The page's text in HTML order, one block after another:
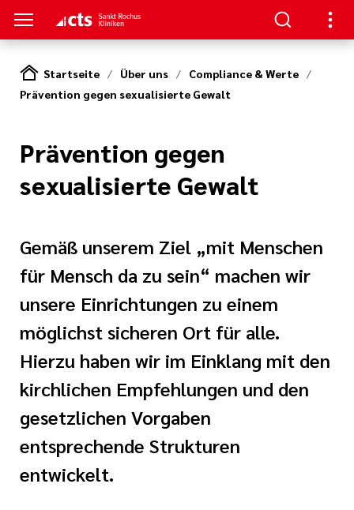
& GÄSTE
bei uns
Fragen)
für
und
Studien
den Sankt
Kiosk
Startseite Über uns
Compliance & Werte
Prävention gegen sexualisierte Gewalt
Prävention gegen
sexualisierte Gewalt
Gemäß unserem Ziel „mit Menschen
für Mensch da zu sein“ machen wir
unsere Einrichtungen zu einem
möglichst sicheren Ort für alle.
Hierzu haben wir im Einklang mit den
kirchlichen Empfehlungen und den
gesetzlichen Vorgaben
entsprechende Strukturen
entwickelt.